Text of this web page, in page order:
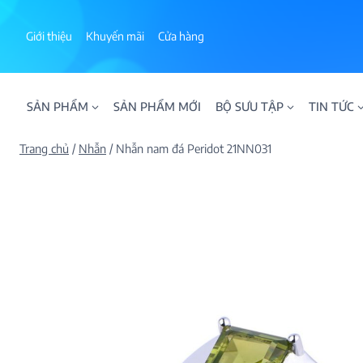
Giới thiệu Khuyến mãi Cửa hàng
SẢN PHẨM SẢN PHẨM MỚI BỘ SƯU TẬP
BST NHẪN NAM
BST SWEETIES
FAMILY
TIN TỨC
Trang chủ / Nhẫn / Nhẫn nam đá Peridot 21NN031